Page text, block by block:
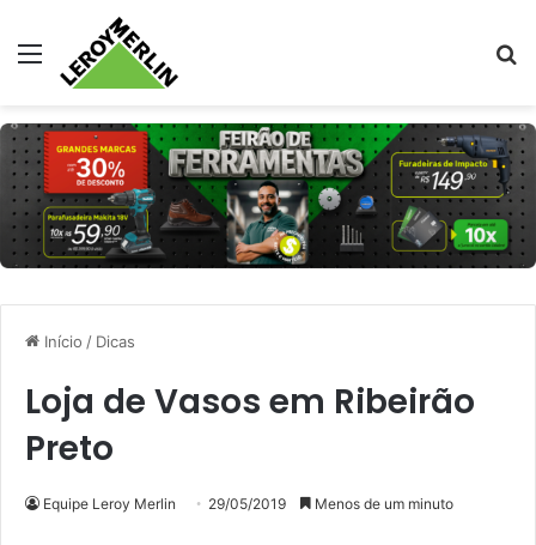
Menu
Início / Dicas
Loja de Vasos em Ribeirão
Preto
Equipe Leroy Merlin 29/05/2019 Menos de um minuto